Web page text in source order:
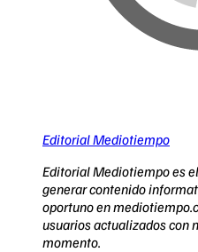
Editorial Mediotiempo
Editorial Mediotiempo es
generar contenido
oportuno en
usuarios actualizados con
momento.